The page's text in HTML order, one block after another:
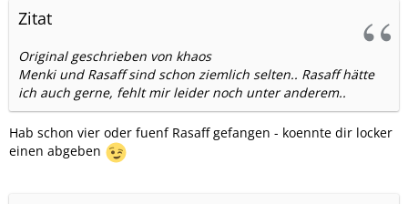
Zitat
Original geschrieben von khaos
Menki und Rasaff sind schon ziemlich selten.. Rasaff hätte
ich auch gerne, fehlt mir leider noch unter anderem..
Hab schon vier oder fuenf Rasaff gefangen - koennte dir locker
einen abgeben